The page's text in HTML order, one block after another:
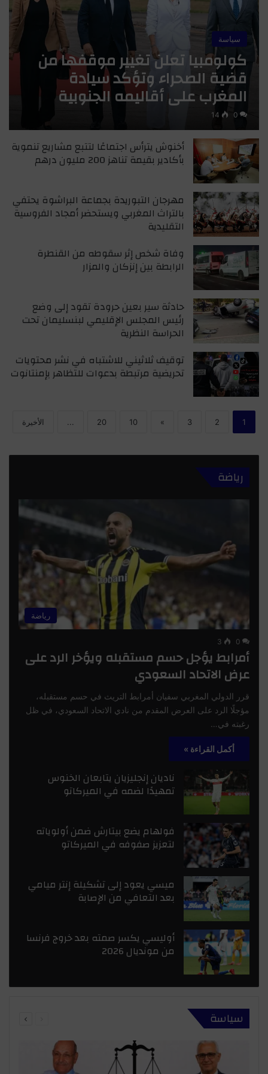
سياسة
كولومبيا تعلن تغيير موقفها من
قضية الصحراء وتؤكد سيادة
المغرب على أقاليمه الجنوبية
0
14
أخنوش يترأس اجتماعًا لتتبع مشاريع تنموية
بأكادير بقيمة تناهز 200 مليون درهم
مهرجان التبوريدة بجماعة البراشوة يحتفي
بالتراث المغربي ويستحضر أمجاد الفروسية
التقليدية
وفاة شخص إثر سقوطه من القنطرة
الرابطة بين إنزكان والمزار
حادثة سير بعين حرودة تقود إلى وضع
رئيس المجلس الإقليمي لبنسليمان تحت
الحراسة النظرية
توقيف ثلاثيني للاشتباه في نشر محتويات
تحريضية مرتبطة بدعوات للتظاهر بإمنتانوت
1
2
3
»
10
20
... الأخيرة
رياضة
رياضة
0
3
أمرابط يؤجل حسم مستقبله ويؤخر الرد على
عرض الاتحاد السعودي
قرر الدولي المغربي سفيان أمرابط التريث في حسم مستقبله،
مؤجلًا الرد على العرض المقدم من نادي الاتحاد السعودي، في ظل
رغبته في…
أكمل القراءة »
ناديان إنجليزيان يتابعان الخنوس
تمهيدًا لضمه في الميركاتو
فولهام يضع بيتارش ضمن أولوياته
لتعزيز صفوفه في الميركاتو
ميسي يعود إلى تشكيلة إنتر ميامي
بعد التعافي من الإصابة
أوليسي يكسر صمته بعد خروج فرنسا
من مونديال 2026
سياسة